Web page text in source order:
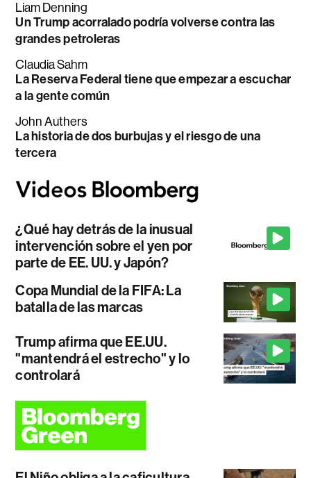
Liam Denning
Un Trump acorralado podría volverse contra las
grandes petroleras
Claudia Sahm
La Reserva Federal tiene que empezar a escuchar
a la gente común
John Authers
La historia de dos burbujas y el riesgo de una
tercera
¿Qué hay detrás de la inusual
intervención sobre el yen por
parte de EE. UU. y Japón?
Copa Mundial de la FIFA: La
batalla de las marcas
Trump afirma que EE.UU.
"mantendrá el estrecho" y lo
controlará